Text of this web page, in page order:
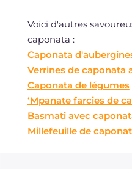
Voici d'autres
caponata :
Caponata
Verrines de caponata
Caponata de légumes
‘Mpanate farcies de
Basmati avec
Millefeuille de